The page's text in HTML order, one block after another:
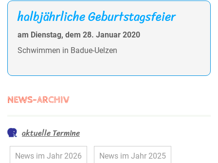
halbjährliche Geburtstagsfeier
am Dienstag, dem 28. Januar 2020
Schwimmen in Badue-Uelzen
NEWS-ARCHIV
aktuelle Termine
News im Jahr 2026 News im Jahr 2025